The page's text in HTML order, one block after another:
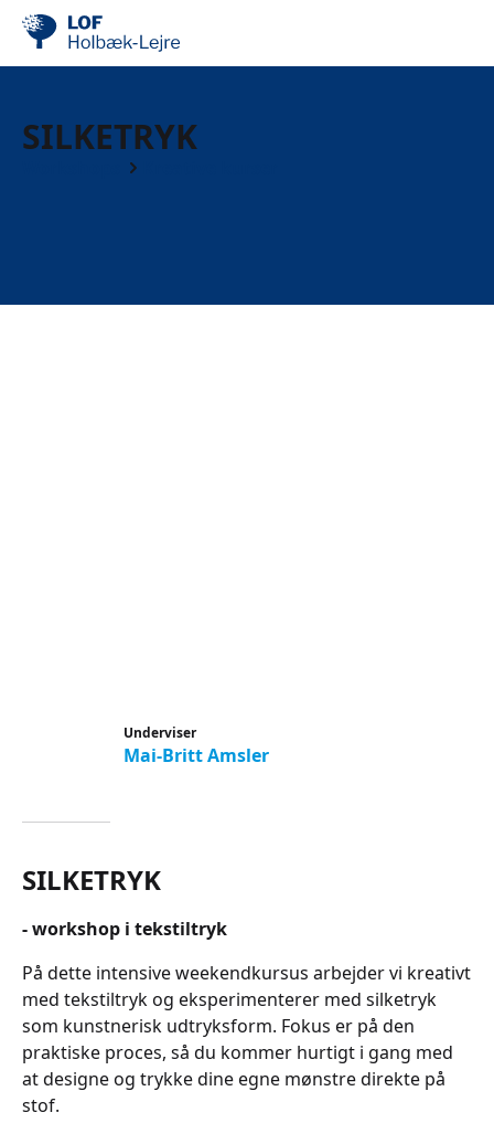
SILKETRYK
Underviser
Mai-Britt Amsler
SILKETRYK
- workshop i tekstiltryk
På dette intensive weekendkursus arbejder vi kreativt
med tekstiltryk og eksperimenterer med silketryk
som kunstnerisk udtryksform. Fokus er på den
praktiske proces, så du kommer hurtigt i gang med
at designe og trykke dine egne mønstre direkte på
stof.